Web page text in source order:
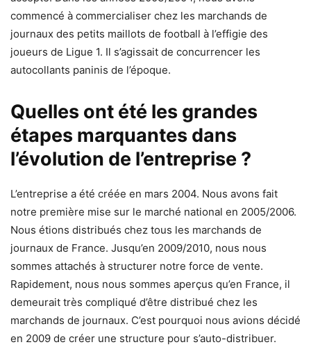
commencé à commercialiser chez les marchands de
journaux des petits maillots de football à l’effigie des
joueurs de Ligue 1. Il s’agissait de concurrencer les
autocollants paninis de l’époque.
Quelles ont été les grandes
étapes marquantes dans
l’évolution de l’entreprise ?
L’entreprise a été créée en mars 2004. Nous avons fait
notre première mise sur le marché national en 2005/2006.
Nous étions distribués chez tous les marchands de
journaux de France. Jusqu’en 2009/2010, nous nous
sommes attachés à structurer notre force de vente.
Rapidement, nous nous sommes aperçus qu’en France, il
demeurait très compliqué d’être distribué chez les
marchands de journaux. C’est pourquoi nous avions décidé
en 2009 de créer une structure pour s’auto-distribuer.